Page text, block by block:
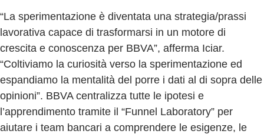
“La sperimentazione è diventata una strategia/prassi
lavorativa capace di trasformarsi in un motore di
crescita e conoscenza per BBVA”, afferma Iciar.
“Coltiviamo la curiosità verso la sperimentazione ed
espandiamo la mentalità del porre i dati al di sopra delle
opinioni”. BBVA centralizza tutte le ipotesi e
l’apprendimento tramite il “Funnel Laboratory” per
aiutare i team bancari a comprendere le esigenze, le